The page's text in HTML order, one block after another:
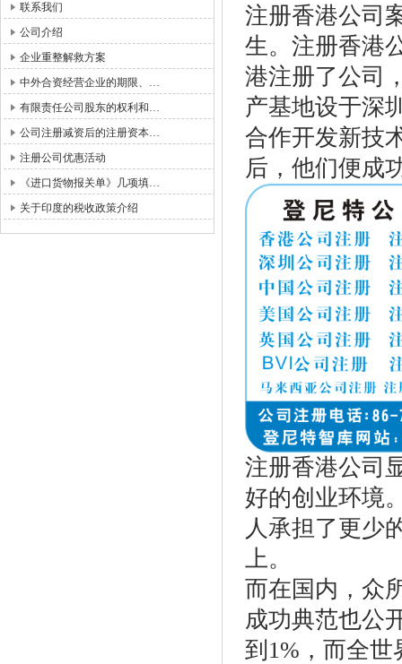
联系我们
公司介绍
企业重整解救方案
中外合资经营企业的期限、…
有限责任公司股东的权利和…
公司注册减资后的注册资本…
注册公司优惠活动
《进口货物报关单》几项填…
关于印度的税收政策介绍
注册香港公司
生。注册香港
港注册了公司
产基地设于深
合作开发新技
后，他们便成
注册香港公司
好的创业环境
人承担了更少
上。
而在国内，众
成功典范也公
到1%，而全世